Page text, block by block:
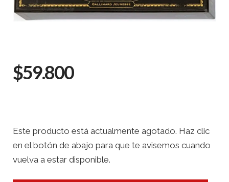
$59.800
Este producto está actualmente agotado. Haz clic
en el botón de abajo para que te avisemos cuando
vuelva a estar disponible.